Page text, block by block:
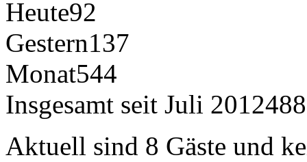
Heute92
Gestern137
Monat544
Insgesamt seit Juli 2012
Aktuell sind 8 Gäste und